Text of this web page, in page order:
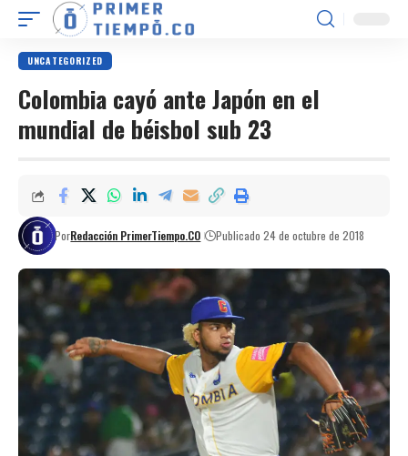
UNCATEGORIZED
Colombia cayó ante Japón en el
mundial de béisbol sub 23
PorRedacción PrimerTiempo.CO Publicado 24 de octubre de 2018